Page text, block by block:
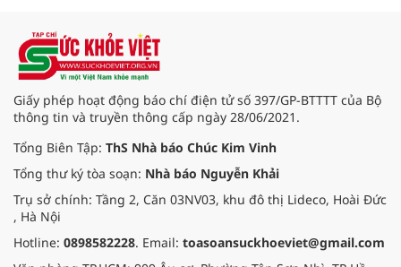
Giấy phép hoạt động báo chí điện tử số 397/GP-BTTTT của Bộ
thông tin và truyền thông cấp ngày 28/06/2021.
Tổng Biên Tập: ThS Nhà báo Chúc Kim Vinh
Tổng thư ký tòa soạn: Nhà báo Nguyễn Khải
Trụ sở chính: Tầng 2, Căn 03NV03, khu đô thị Lideco, Hoài Đức
, Hà Nội
Hotline: 0898582228. Email: toasoansuckhoeviet@gmail.com